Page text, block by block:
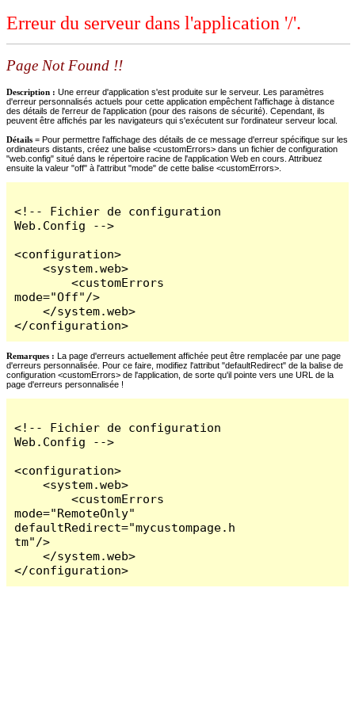
Erreur du serveur dans l'application '/'.
Page Not Found !!
Description : Une erreur d'application s'est produite sur le serveur. Les paramètres
d'erreur personnalisés actuels pour cette application empêchent l'affichage à distance
des détails de l'erreur de l'application (pour des raisons de sécurité). Cependant, ils
peuvent être affichés par les navigateurs qui s'exécutent sur l'ordinateur serveur local.
Détails = Pour permettre l'affichage des détails de ce message d'erreur spécifique sur les
ordinateurs distants, créez une balise <customErrors> dans un fichier de configuration
"web.config" situé dans le répertoire racine de l'application Web en cours. Attribuez
ensuite la valeur "off" à l'attribut "mode" de cette balise <customErrors>.
<!-- Fichier de configuration
Web.Config -->
<configuration>
    <system.web>
        <customErrors
mode="Off"/>
    </system.web>
</configuration>
Remarques : La page d'erreurs actuellement affichée peut être remplacée par une page
d'erreurs personnalisée. Pour ce faire, modifiez l'attribut "defaultRedirect" de la balise de
configuration <customErrors> de l'application, de sorte qu'il pointe vers une URL de la
page d'erreurs personnalisée !
<!-- Fichier de configuration
Web.Config -->
<configuration>
    <system.web>
        <customErrors
mode="RemoteOnly"
defaultRedirect="mycustompage.h
tm"/>
    </system.web>
</configuration>